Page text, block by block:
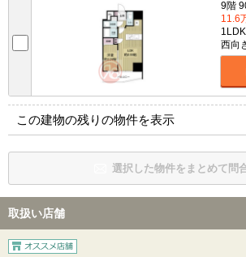
9階
11.6
西向
この建物の残りの物件を表示
選択した物件をまとめて問
取扱い店舗